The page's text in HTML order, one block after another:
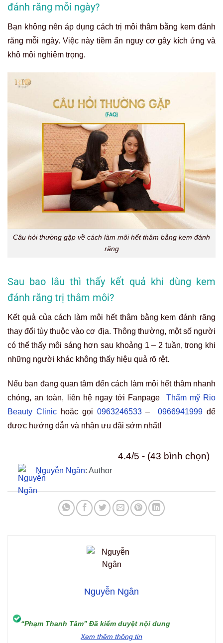
đánh răng mỗi ngày?
Bạn không nên áp dụng cách trị môi thâm bằng kem đánh
răng mỗi ngày. Việc này tiềm ẩn nguy cơ gây kích ứng và
khô môi nghiêm trọng.
Câu hỏi thường gặp về cách làm môi hết thâm bằng kem đánh
răng
Sau bao lâu thì thấy kết quả khi dùng kem
đánh răng trị thâm môi?
Kết quả của cách làm môi hết thâm bằng kem đánh răng
thay đổi tùy thuộc vào cơ địa. Thông thường, một số người
có thể thấy môi sáng hơn sau khoảng 1 – 2 tuần, trong khi
những người khác không thấy hiệu quả rõ rệt.
Nếu bạn đang quan tâm đến cách làm môi hết thâm nhanh
chóng, an toàn, liên hệ ngay tới Fanpage Thẩm mỹ Rio
Beauty Clinichoặc gọi 0963246533–0966941999 để
được hướng dẫn và nhận ưu đãi sớm nhất!
4.4/5 - (43 bình chọn)
Nguyễn Ngân: Author
Nguyễn Ngân
“Phạm Thanh Tâm” Đã kiểm duyệt nội dung
Xem thêm thông tin